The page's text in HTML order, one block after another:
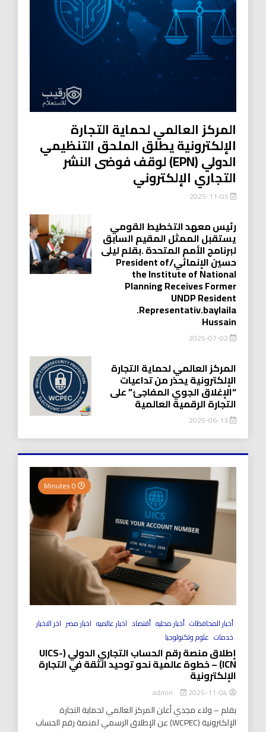
المركز العالمي لحماية التجارة
الإلكترونية يطلق الملحق التنظيمي
الدولي (EPN) لوقف فوضى النشر
التجاري الإلكتروني
رئيس معهد التخطيط القومي
يستقبل الممثل المقيم السابق
لبرنامج الأمم المتحدة .بقلم ليلى
حسين الإنمائي/President of
the Institute of National
Planning Receives Former
UNDP Resident
.Representativ.baylaila
Hussain
2025-07-02
المركز العالمي لحماية التجارة
الإلكترونية يحذر من تداعيات
“الإغلاق الجوي المفاجئ” على
التجارة الرقمية العالمية
2025-06-13
أخبار المحافظات أخبار محليه أقتصاد اخبار عالميه اخبار مصر اخر الاخبار
خدمات علوم وتكنولوجيا
إطلاق منصة رقم الحساب التجاري الدولي (UICS-
ICN) – خطوة عالمية نحو توحيد الثقة في التجارة
الإلكترونية
2025-11-04
بقلم – ولاء مجدي أعلن المركز العالمي لحماية التجارة
الإلكترونية (WCPEC) عن الإطلاق الرسمي لمنصة رقم الحساب